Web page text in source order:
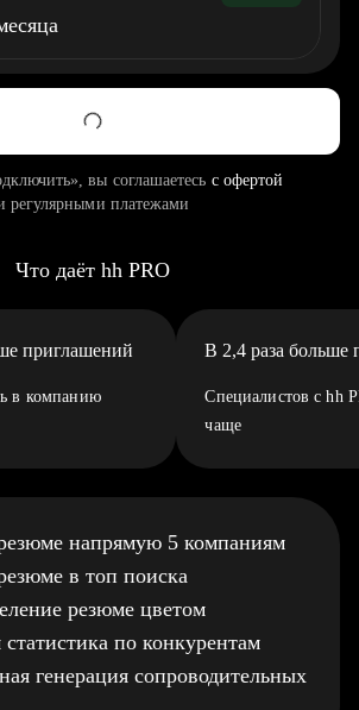
вы соглашаетесь с офертой
регулярными платежами
Что даёт hh PRO
приглашений
в компанию
В 2,4 раза больше
Специалистов с hh
чаще
напрямую 5 компаниям
в топ поиска
резюме цветом
по конкурентам
генерация сопроводительных